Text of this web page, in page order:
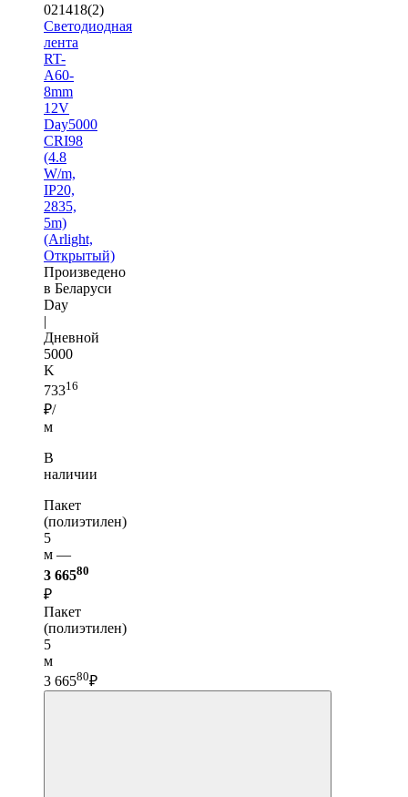
021418(2)
Светодиодная
лента
RT-
A60-
8mm
12V
Day5000
CRI98
(4.8
W/m,
IP20,
2835,
5m)
(Arlight,
Открытый)
Произведено
в Беларуси
Day
|
Дневной
5000
K
73316
₽/
м
В
наличии
Пакет
(полиэтилен)
5
м —
3 66580
₽
Пакет
(полиэтилен)
5
м
3 66580₽